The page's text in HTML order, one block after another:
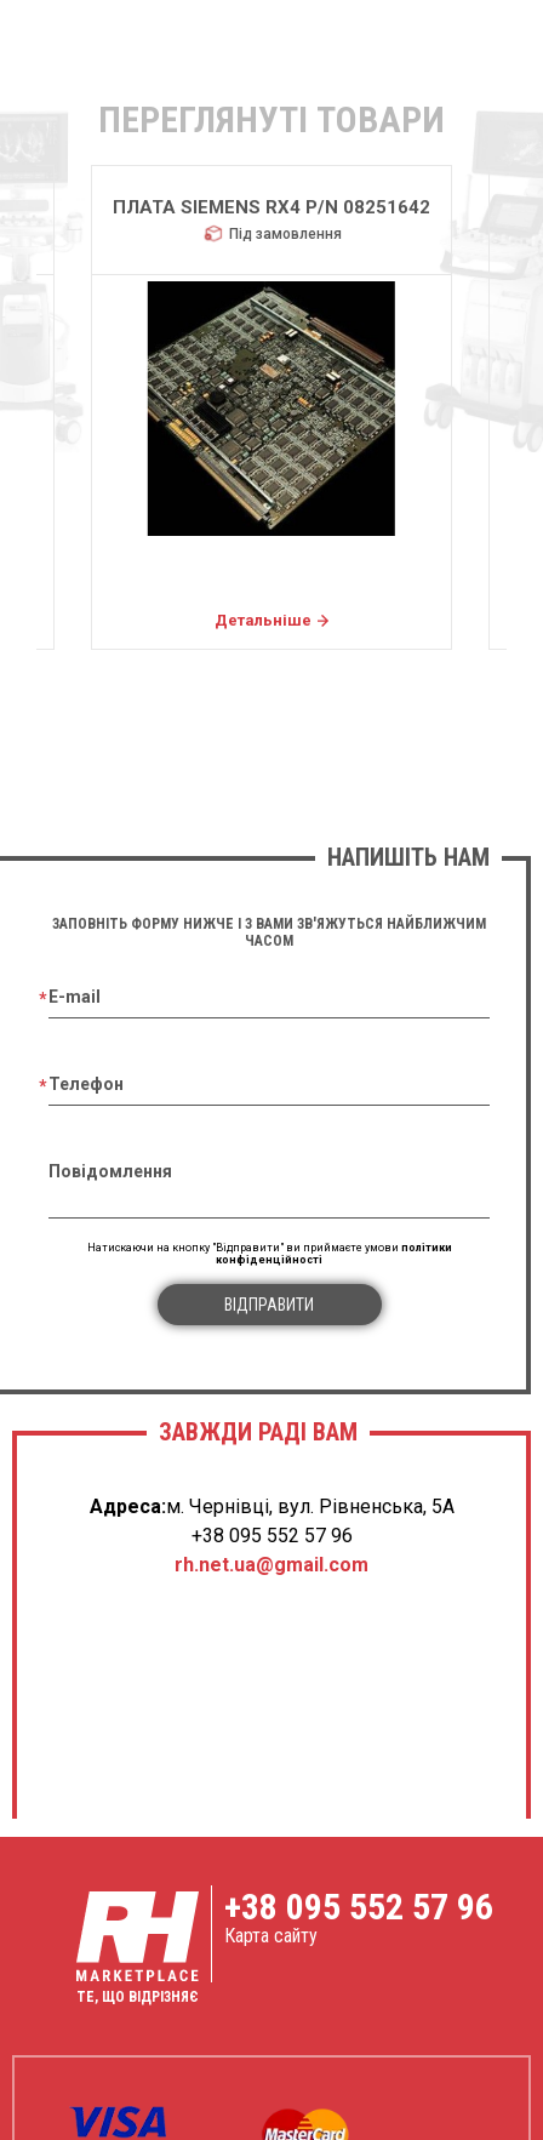
ПЕРЕГЛЯНУТІ ТОВАРИ
ПЛАТА SIEMENS RX4 P/N 08251642
Під замовлення
Детальніше
НАПИШІТЬ НАМ
ЗАПОВНІТЬ ФОРМУ НИЖЧЕ І З ВАМИ ЗВ'ЯЖУТЬСЯ НАЙБЛИЖЧИМ
ЧАСОМ
E-mail
Телефон
Повідомлення
Натискаючи на кнопку "Відправити" ви приймаєте умови політики
конфіденційності
ВІДПРАВИТИ
ЗАВЖДИ РАДІ ВАМ
Адреса:м. Чернівці, вул. Рівненська, 5А
+38 095 552 57 96
rh.net.ua@gmail.com
ТЕ, ЩО ВІДРІЗНЯЄ
+38 095 552 57 96
Карта сайту